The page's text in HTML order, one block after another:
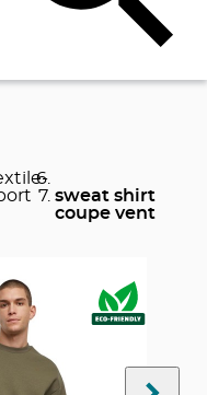
sweat shirt
coupe vent